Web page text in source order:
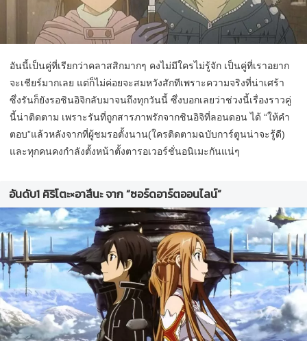
อันนี้เป็นคู่ที่เรียกว่าคลาสสิกมากๆ คงไม่มีใครไม่รู้จัก เป็นคู่ที่เราอยาก
จะเชียร์มากเลย แต่ก็ไม่ค่อยจะสมหวังสักทีเพราะความจริงที่น่าเศร้า
ซึ่งรันก็ยังรอชินอิจิกลับมาจนถึงทุกวันนี้ ซึ่งบอกเลยว่าช่วงนี้เรื่องราวคู่
นี้น่าติดตาม เพราะรันที่ถูกสารภาพรักจากชินอิจิที่ลอนดอน ได้ “ให้คำ
ตอบ”แล้วหลังจากที่ผู้ชมรอตั้งนาน(ใครติดตามฉบับการ์ตูนน่าจะรู้ดี)
และทุกคนคงกำลังตั้งหน้าตั้งตารอเวอร์ชั่นอนิเมะกันแน่ๆ
อันดับ1 คิริโตะ×อาสึนะ จาก “ซอร์ดอาร์ตออนไลน์”